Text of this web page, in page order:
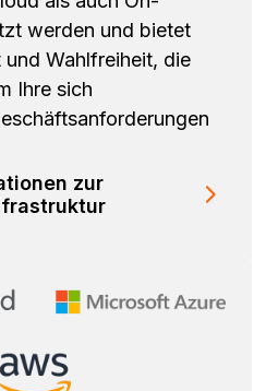
werden und bietet
Wahlfreiheit, die
Ihre sich
zur